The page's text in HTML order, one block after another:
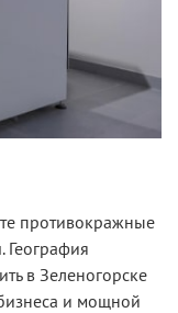
противокражные
в Зеленогорске
и мощной